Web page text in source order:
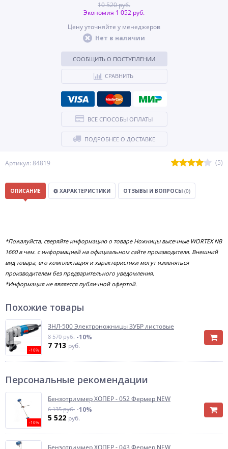
Артикул: 84819 (5)
10 520 руб.
Экономия 1 052 руб.
Цену уточняйте у менеджеров
Нет в наличии
СООБЩИТЬ О ПОСТУПЛЕНИИ
СРАВНИТЬ
ВСЕ СПОСОБЫ ОПЛАТЫ
ПОДРОБНЕЕ О ДОСТАВКЕ
ОПИСАНИЕ ХАРАКТЕРИСТИКИ ОТЗЫВЫ И ВОПРОСЫ (0)
*Пожалуйста, сверяйте информацию о товаре Ножницы высечные WORTEX NB
1660 в чем. с информацией на официальном сайте производителя. Внешний
вид товара, его комплектация и характеристики могут изменяться
производителем без предварительного уведомления.
*Информация не является публичной офертой.
Похожие товары
-10%
ЗНЛ-500 Электроножницы ЗУБР листовые
8 570 руб. -10%
7 713 руб.
Персональные рекомендации
-10%
Бензотриммер ХОПЕР - 052 Фермер NEW
6 135 руб. -10%
5 522 руб.
Бензотриммер ХОПЕР - 043 Фермер NEW